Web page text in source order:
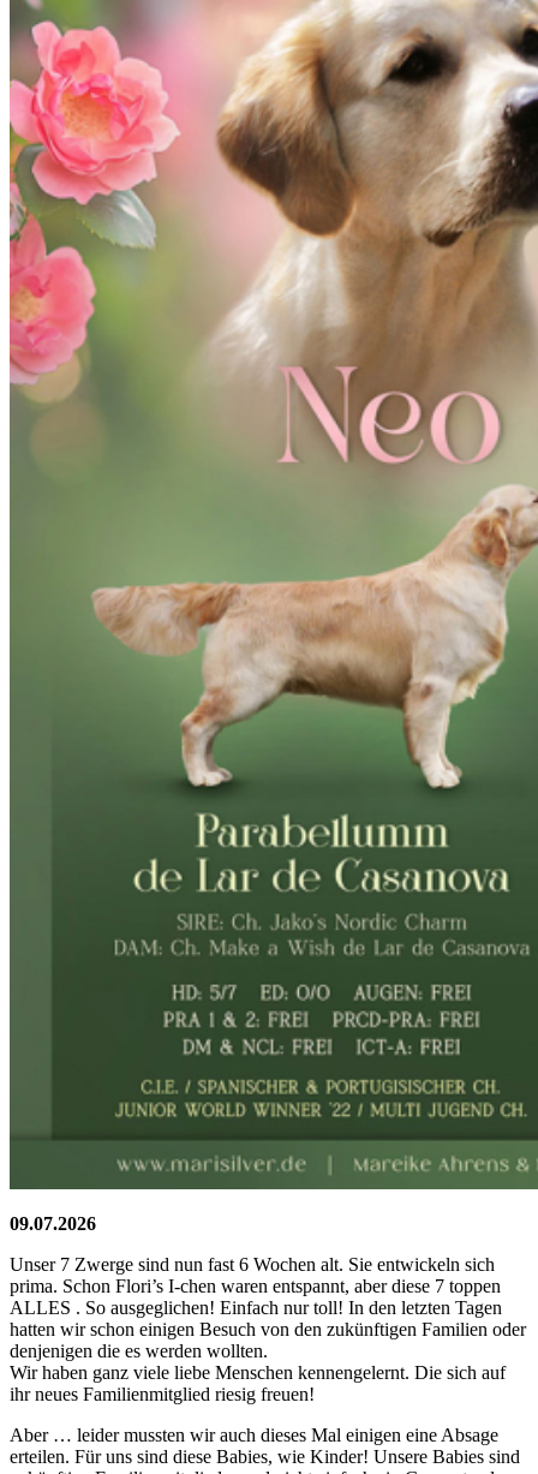
09.07.2026
Unser 7 Zwerge sind nun fast 6 Wochen alt. Sie entwickeln sich
prima. Schon Flori’s I-chen waren entspannt, aber diese 7 toppen
ALLES . So ausgeglichen! Einfach nur toll! In den letzten Tagen
hatten wir schon einigen Besuch von den zukünftigen Familien oder
denjenigen die es werden wollten.
Wir haben ganz viele liebe Menschen kennengelernt. Die sich auf
ihr neues Familienmitglied riesig freuen!
Aber … leider mussten wir auch dieses Mal einigen eine Absage
erteilen. Für uns sind diese Babies, wie Kinder! Unsere Babies sind